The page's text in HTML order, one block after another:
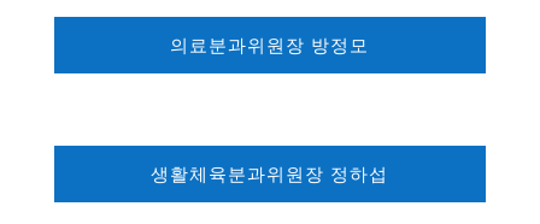
의료분과위원장 방정모
생활체육분과위원장 정하섭